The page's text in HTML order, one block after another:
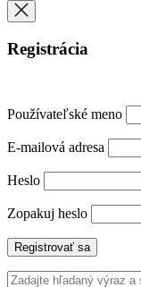
Registrácia
Používateľské meno
E-mailová adresa
Heslo
Zopakuj heslo
Registrovať sa